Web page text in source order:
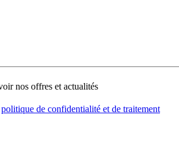
nos offres et actualités
politique de confidentialité et de traitement